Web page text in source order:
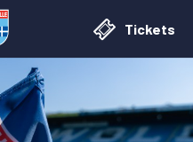
Tickets